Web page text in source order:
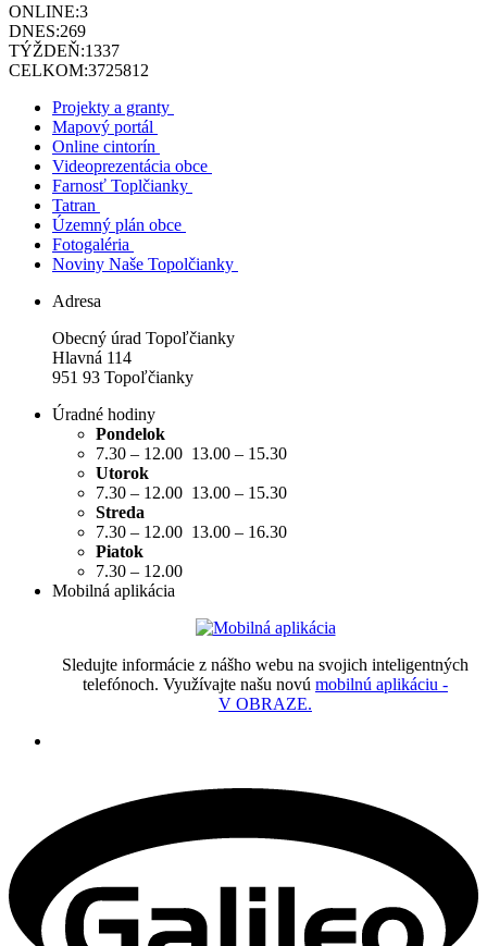
ONLINE:3
DNES:269
TÝŽDEŇ:1337
CELKOM:3725812
Projekty a granty
Mapový portál
Online cintorín
Videoprezentácia obce
Farnosť Toplčianky
Tatran
Územný plán obce
Fotogaléria
Noviny Naše Topolčianky
Adresa
Obecný úrad Topoľčianky
Hlavná 114
951 93 Topoľčianky
Úradné hodiny
Pondelok
7.30 – 12.00 13.00 – 15.30
Utorok
7.30 – 12.00 13.00 – 15.30
Streda
7.30 – 12.00 13.00 – 16.30
Piatok
7.30 – 12.00
Mobilná aplikácia
Sledujte informácie z nášho webu na svojich inteligentných
telefónoch. Využívajte našu novú mobilnú aplikáciu -
V OBRAZE.